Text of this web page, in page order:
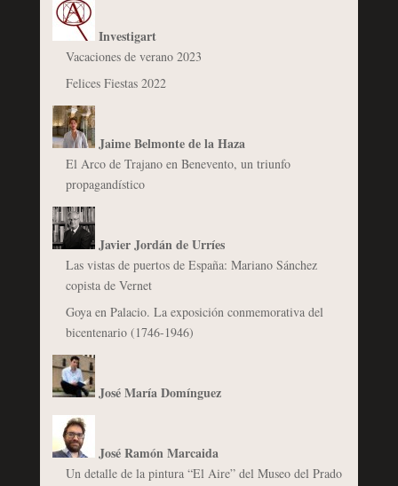
Investigart
Vacaciones de verano 2023
Felices Fiestas 2022
Jaime Belmonte de la Haza
El Arco de Trajano en Benevento, un triunfo
propagandístico
Javier Jordán de Urríes
Las vistas de puertos de España: Mariano Sánchez
copista de Vernet
Goya en Palacio. La exposición conmemorativa del
bicentenario (1746-1946)
José María Domínguez
José Ramón Marcaida
Un detalle de la pintura “El Aire” del Museo del Prado